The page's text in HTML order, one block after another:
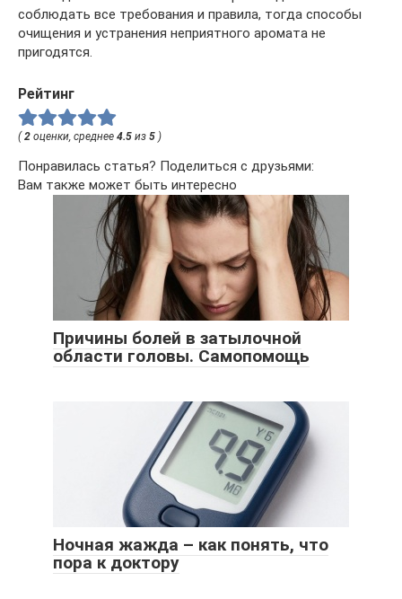
соблюдать все требования и правила, тогда способы
очищения и устранения неприятного аромата не
пригодятся.
Рейтинг
(2 оценки, среднее 4.5 из 5 )
Понравилась статья? Поделиться с друзьями:
Вам также может быть интересно
Причины болей в затылочной
области головы. Самопомощь
Ночная жажда – как понять, что
пора к доктору